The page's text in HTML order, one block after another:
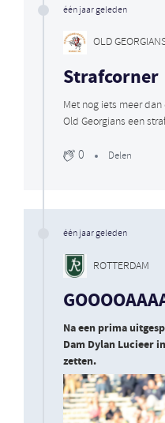
één jaar geleden
OLD
Strafcorner
Met nog iets meer
Old Georgians een
0 Delen
één jaar geleden
ROTTERDAM
Na een prima
Dam Dylan Lucieer
zetten.